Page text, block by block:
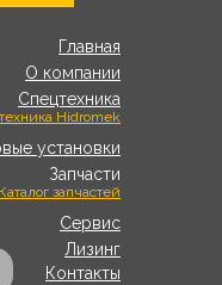
Главная
О компании
Спецтехника
установки
Запчасти
Сервис
Лизинг
Контакты
Каталог запчастей
Hidromek